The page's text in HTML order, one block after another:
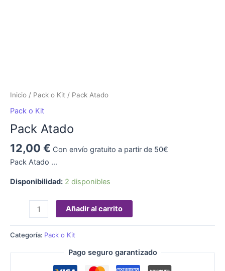
Inicio / Pack o Kit / Pack Atado
Pack o Kit
Pack Atado
12,00 € Con envío gratuito a partir de 50€
Pack Atado …
Disponibilidad: 2 disponibles
Añadir al carrito
Categoría: Pack o Kit
Pago seguro garantizado